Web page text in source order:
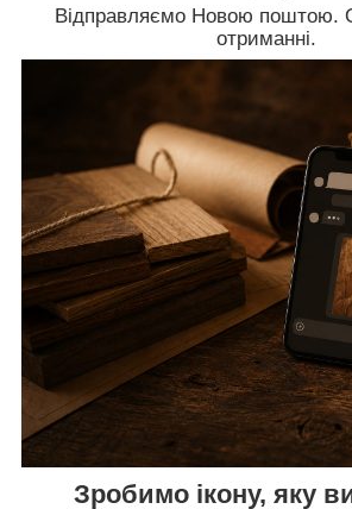
Відправляємо Новою поштою.
отриманні.
Зробимо ікону, яку